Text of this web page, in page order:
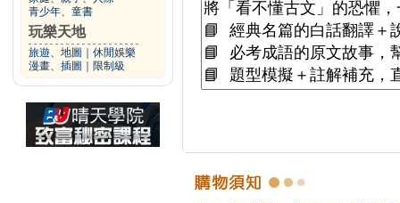
青少年、童書
玩樂天地
旅遊、地圖
休閒娛樂
漫畫、插圖
限制級